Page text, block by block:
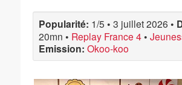
Popularité: 1/5 • 3 juillet 2026 •
20mn • Replay France 4 •
Emission: Okoo-koo